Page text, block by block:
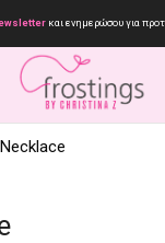
και ενημερώσου για